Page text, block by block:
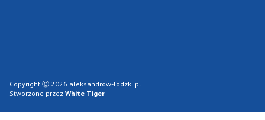
Copyright Ⓒ 2026 aleksandrow-lodzki.pl
Stworzone przez White Tiger